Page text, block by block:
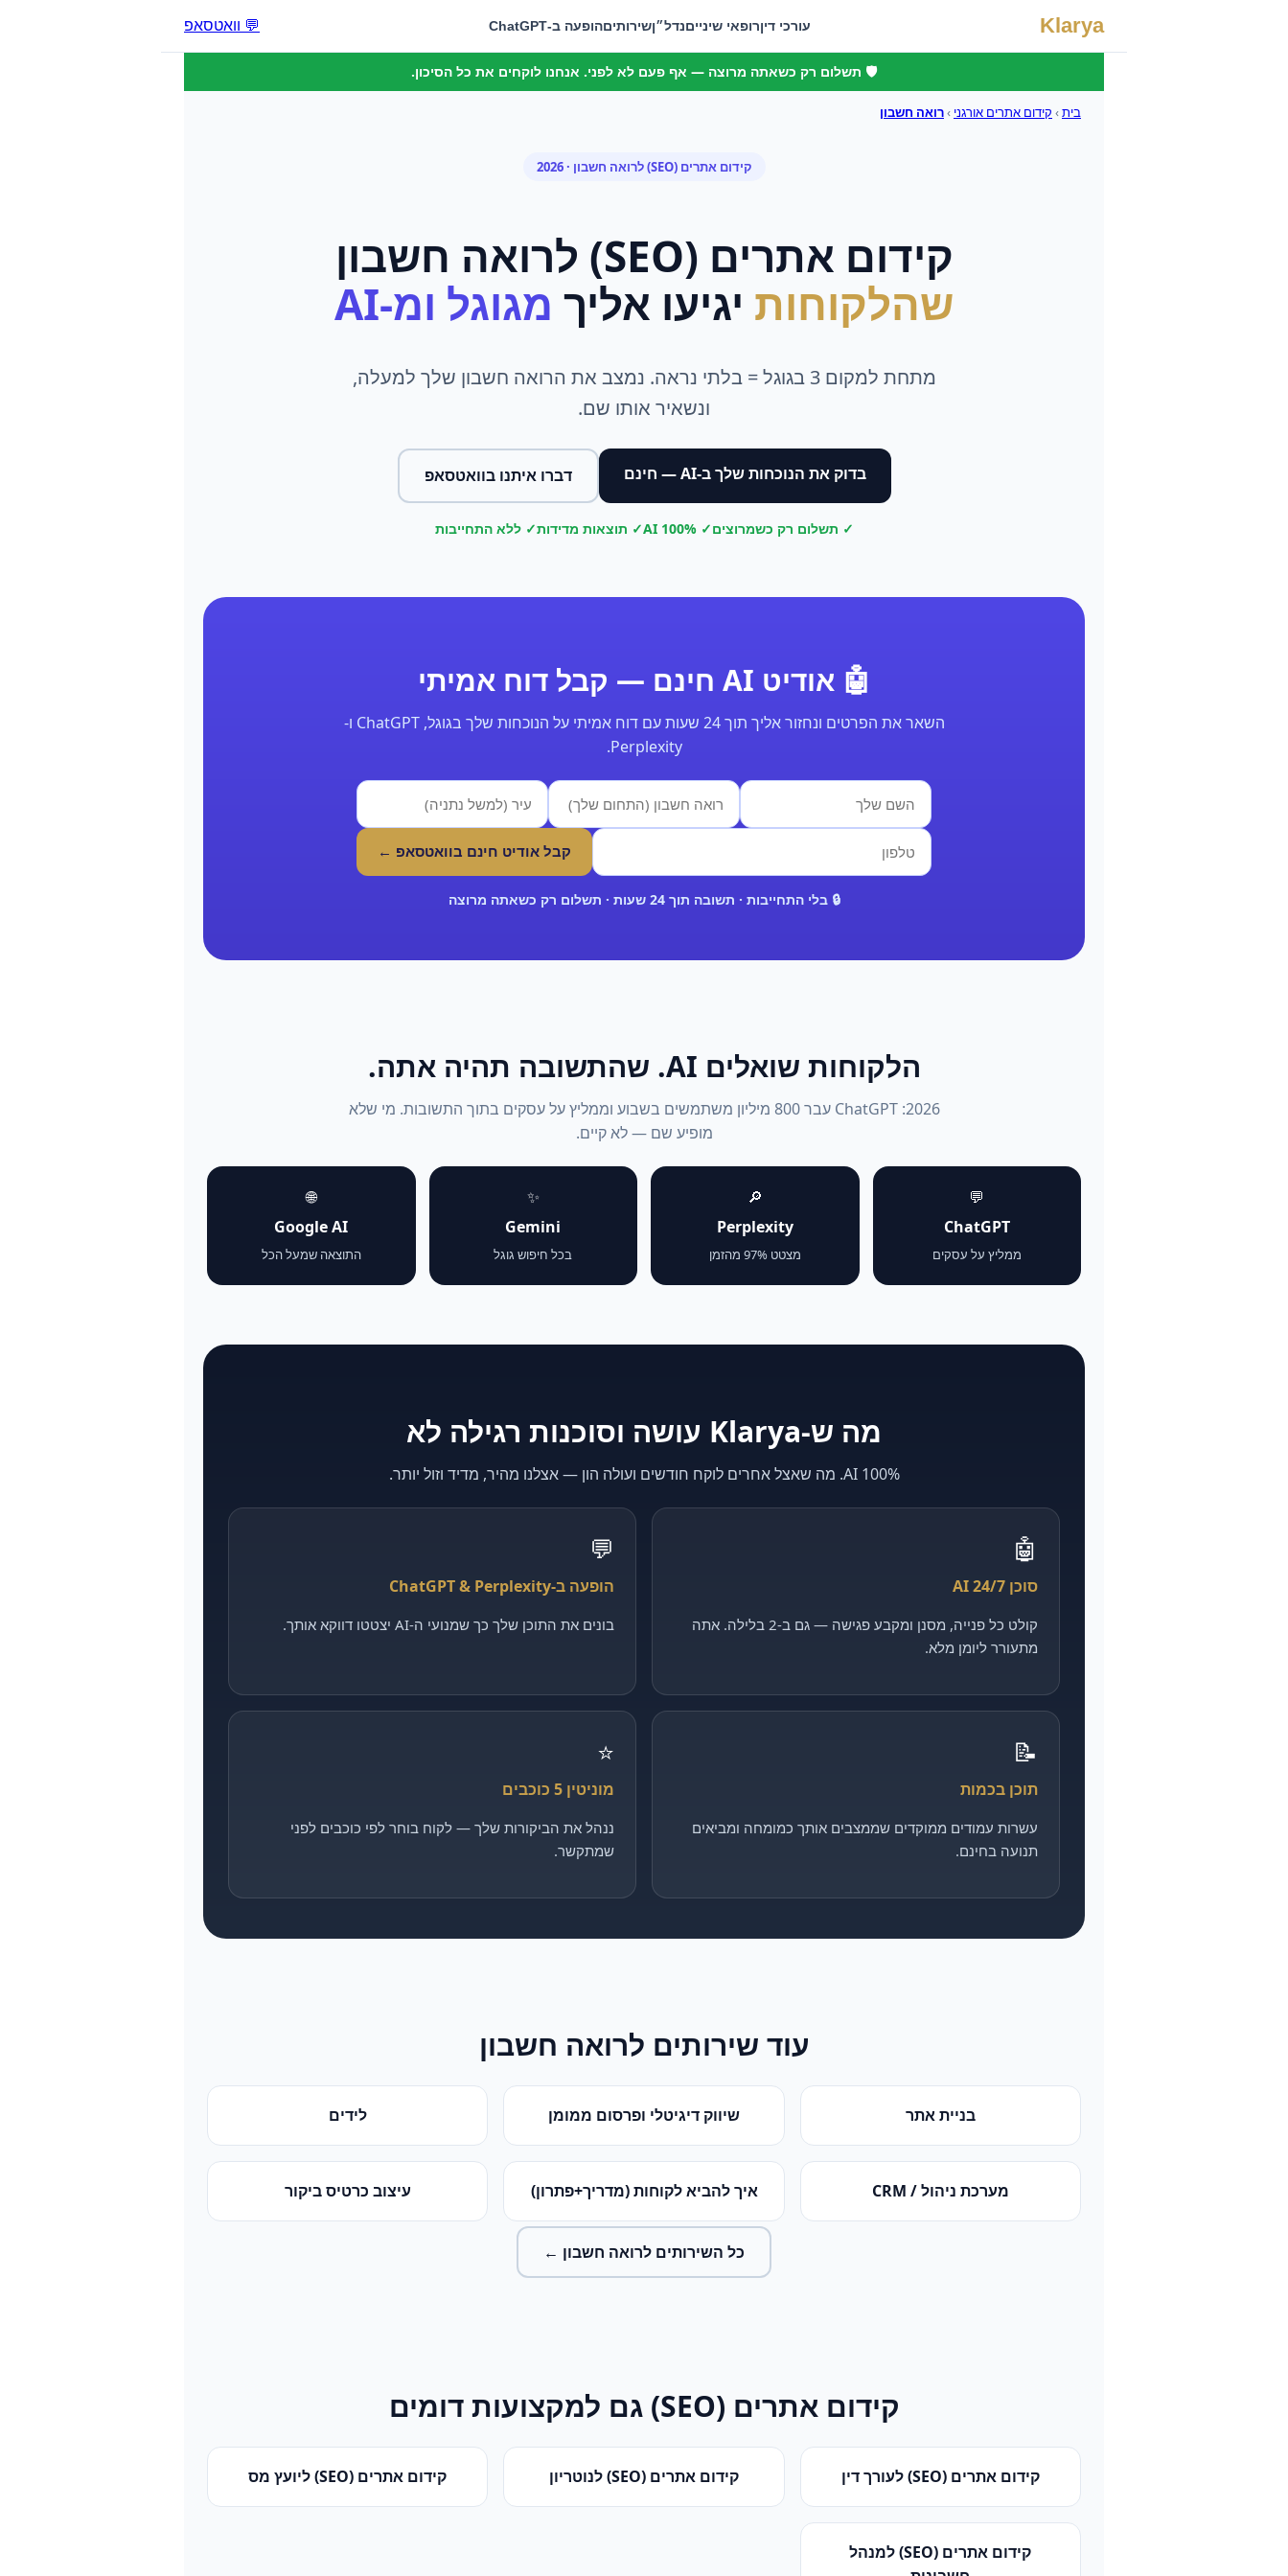
Klarya עורכי דיןרופאי שינייםנדל״ןשירותיםהופעה ב-ChatGPT 💬 וואטסאפ
🛡️ תשלום רק כשאתה מרוצה — אף פעם לא לפני. אנחנו לוקחים את כל הסיכון.
בית› קידום אתרים אורגני ›רואה חשבון
קידום אתרים (SEO) לרואה חשבון · 2026
קידום אתרים (SEO) לרואה חשבון
שהלקוחות יגיעו אליך מגוגל ומ-AI
מתחת למקום 3 בגוגל = בלתי נראה. נמצב את הרואה חשבון שלך למעלה,
ונשאיר אותו שם.
בדוק את הנוכחות שלך ב-AI — חינם דברו איתנו בוואטסאפ
✓ תשלום רק כשמרוצים✓ 100% AI ✓ תוצאות מדידות✓ ללא התחייבות
🤖 אודיט AI חינם — קבל דוח אמיתי
השאר את הפרטים ונחזור אליך תוך 24 שעות עם דוח אמיתי על הנוכחות שלך בגוגל, ChatGPT ו-
Perplexity.
קבל אודיט חינם בוואטסאפ ←
🔒 בלי התחייבות · תשובה תוך 24 שעות · תשלום רק כשאתה מרוצה
הלקוחות שואלים AI. שהתשובה תהיה אתה.
2026: ChatGPT עבר 800 מיליון משתמשים בשבוע וממליץ על עסקים בתוך התשובות. מי שלא
מופיע שם — לא קיים.
💬
ChatGPT
ממליץ על עסקים
🔎
Perplexity
מצטט 97% מהזמן
✨
Gemini
בכל חיפוש גוגל
🌐
Google AI
התוצאה שמעל הכל
מה ש-Klarya עושה וסוכנות רגילה לא
100% AI. מה שאצל אחרים לוקח חודשים ועולה הון — אצלנו מהיר, מדיד וזול יותר.
🤖
סוכן AI 24/7
קולט כל פנייה, מסנן ומקבע פגישה — גם ב-2 בלילה. אתה
מתעורר ליומן מלא.
💬
הופעה ב-ChatGPT & Perplexity
בונים את התוכן שלך כך שמנועי ה-AI יצטטו דווקא אותך.
📝
תוכן בכמות
עשרות עמודים ממוקדים שממצבים אותך כמומחה ומביאים
תנועה בחינם.
⭐
מוניטין 5 כוכבים
ננהל את הביקורות שלך — לקוח בוחר לפי כוכבים לפני
שמתקשר.
עוד שירותים לרואה חשבון
בניית אתר שיווק דיגיטלי ופרסום ממומן לידים
מערכת ניהול / CRM איך להביא לקוחות (מדריך+פתרון) עיצוב כרטיס ביקור
כל השירותים לרואה חשבון ←
קידום אתרים (SEO) גם למקצועות דומים
קידום אתרים (SEO) לעורך דין קידום אתרים (SEO) לנוטריון קידום אתרים (SEO) ליועץ מס
קידום אתרים (SEO) למנהל